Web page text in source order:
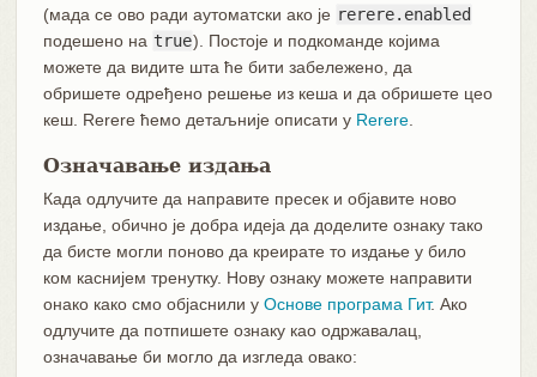
(мада се ово ради аутоматски ако је rerere.enabled
подешено на true). Постоје и подкоманде којима
можете да видите шта ће бити забележено, да
обришете одређено решење из кеша и да обришете цео
кеш. Rerere ћемо детаљније описати у Rerere.
Означавање издања
Када одлучите да направите пресек и објавите ново
издање, обично је добра идеја да доделите ознаку тако
да бисте могли поново да креирате то издање у било
ком каснијем тренутку. Нову ознаку можете направити
онако како смо објаснили у Основе програма Гит. Ако
одлучите да потпишете ознаку као одржавалац,
означавање би могло да изгледа овако: